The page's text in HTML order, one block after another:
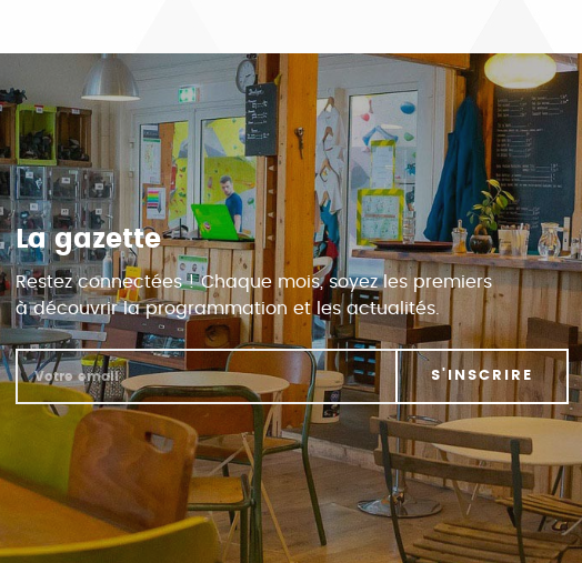
La gazette
Restez connectées ! Chaque mois, soyez les premiers
à découvrir la programmation et les actualités.
S'INSCRIRE